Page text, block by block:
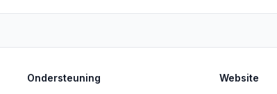
Ondersteuning Website